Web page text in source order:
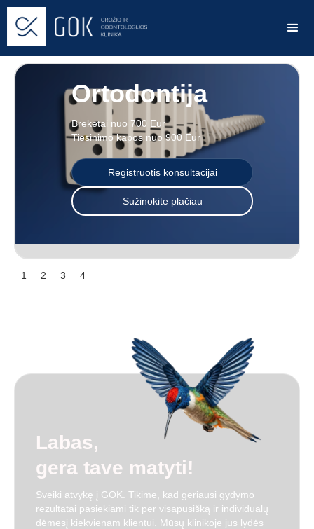
Ortodontija
Breketai nuo 700 Eur
Tiesinimo kapos nuo 900 Eur
Registruotis konsultacijai
Sužinokite plačiau
1
2 3 4
Labas,
gera tave matyti!
Sveiki atvykę į GOK. Tikime, kad geriausi gydymo
rezultatai pasiekiami tik per visapusišką ir individualų
dėmesį kiekvienam klientui . Mūsų klinikoje jus lydės